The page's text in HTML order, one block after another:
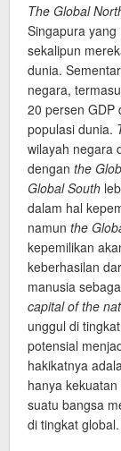
The Global
Singapura
sekalipun
dunia.
negara,
20 persen GDP
populasi dunia.
wilayah negara
dengan the
Global South
dalam hal
namun the
kepemilikan
keberhasilan
manusia
capital of the
unggul di
potensial
hakikatnya
hanya
suatu bangsa
di tingkat global.